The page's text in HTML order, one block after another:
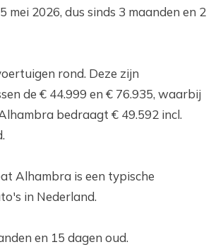
2026, dus sinds 3 maanden en 2
rond. Deze zijn
de € 44.999 en € 76.935, waarbij
bedraagt € 49.592 incl.
Alhambra is een typische
in Nederland.
en 15 dagen oud.